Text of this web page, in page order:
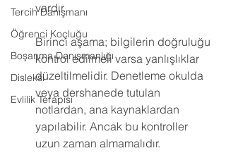
Tercih Danışmanı
Öğrenci Koçluğu
Boşanma Danışmanlığı
Disleksi
Evlilik Terapisi
vardır.
Birinci aşama; bilgilerin doğruluğu
kontrol edilmeli varsa yanlışlıklar
düzeltilmelidir. Denetleme okulda
veya dershanede tutulan
notlardan, ana kaynaklardan
yapılabilir. Ancak bu kontroller
uzun zaman almamalıdır.